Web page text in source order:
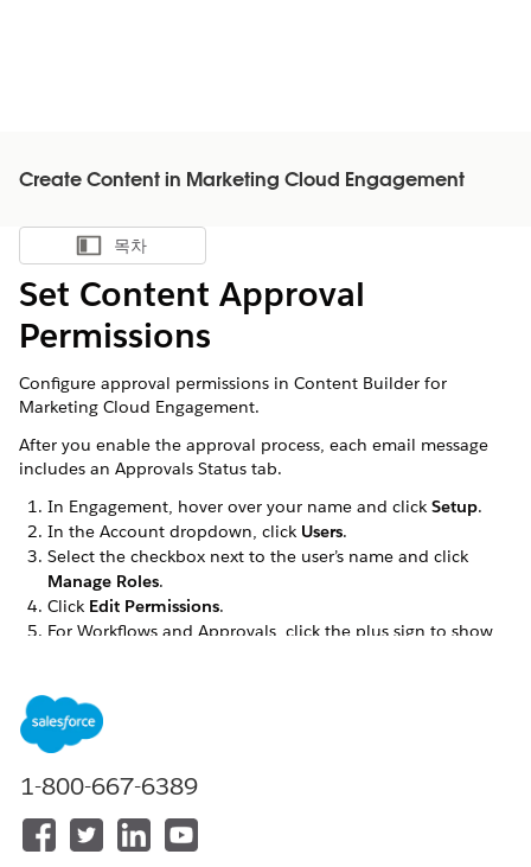
Create Content in Marketing Cloud Engagement
목차 표시
목차
Set Content Approval
Permissions
Configure approval permissions in Content Builder for
Marketing Cloud Engagement.
After you enable the approval process, each email message
includes an Approvals Status tab.
In Engagement, hover over your name and click Setup.
In the Account dropdown, click Users.
Select the checkbox next to the user’s name and click
Manage Roles.
Click Edit Permissions.
For Workflows and Approvals, click the plus sign to show
이 기사를 통해 문제를 해결했습니까?
1-800-667-6389